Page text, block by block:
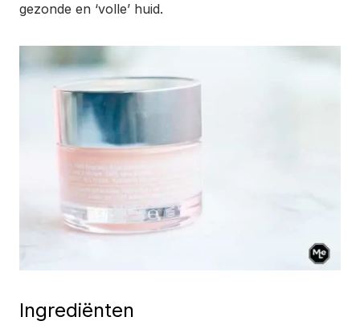
gezonde en ‘volle’ huid.
Ingrediënten